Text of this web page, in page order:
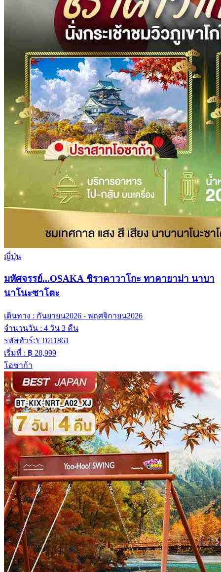
ญี่ปุ่น
มหัศจรรย์...OSAKA ชิราคาวาโกะ ทาคายาม่า นาบา
นาโนะซาโตะ
เดินทาง : กันยายน2026 - พฤศจิกายน2026
จำนวนวัน : 4 วัน 3 คืน
รหัสทัวร์:YT011861
เริ่มที่ : ฿ 28,999
โอซาก้า